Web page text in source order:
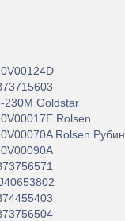
230M Goldstar
Rolsen
Rolsen Рубин